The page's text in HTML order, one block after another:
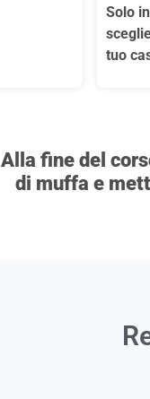
Solo
tuo
Alla fine del
di muffa e